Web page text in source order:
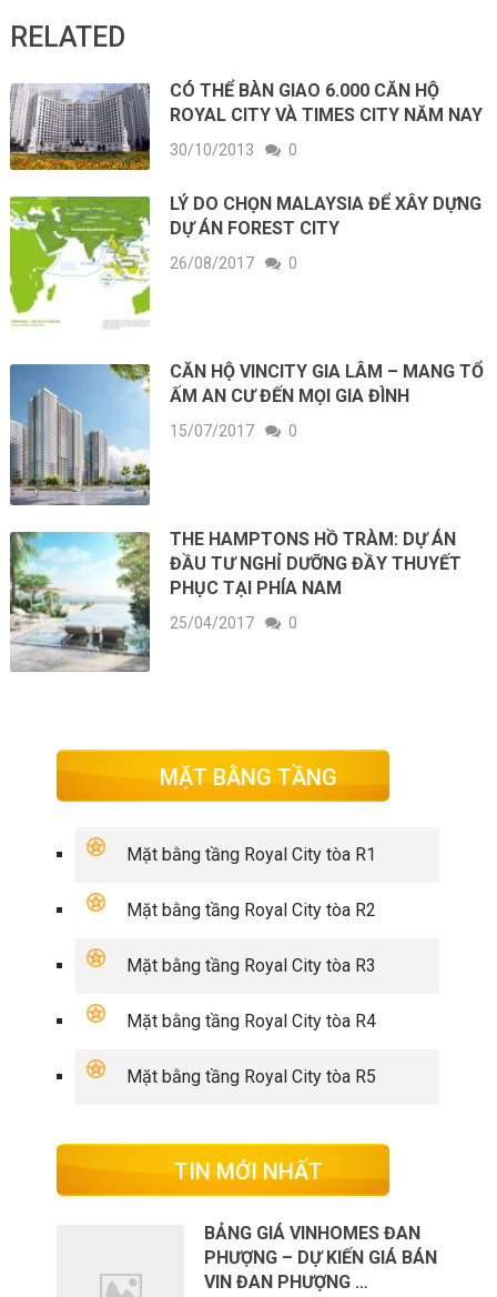
RELATED
CÓ THỂ BÀN GIAO 6.000 CĂN HỘ
ROYAL CITY VÀ TIMES CITY NĂM NAY
30/10/2013 0
LÝ DO CHỌN MALAYSIA ĐỂ XÂY DỰNG
DỰ ÁN FOREST CITY
26/08/2017 0
CĂN HỘ VINCITY GIA LÂM – MANG TỔ
ẤM AN CƯ ĐẾN MỌI GIA ĐÌNH
15/07/2017 0
THE HAMPTONS HỒ TRÀM: DỰ ÁN
ĐẦU TƯ NGHỈ DƯỠNG ĐẦY THUYẾT
PHỤC TẠI PHÍA NAM
25/04/2017 0
MẶT BẰNG TẦNG
Mặt bằng tầng Royal City tòa R1
Mặt bằng tầng Royal City tòa R2
Mặt bằng tầng Royal City tòa R3
Mặt bằng tầng Royal City tòa R4
Mặt bằng tầng Royal City tòa R5
TIN MỚI NHẤT
BẢNG GIÁ VINHOMES ĐAN
PHƯỢNG – DỰ KIẾN GIÁ BÁN
VIN ĐAN PHƯỢNG …